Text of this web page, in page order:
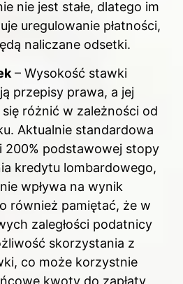
nie jest stałe, dlatego im
uregulowanie płatności,
naliczane odsetki.
– Wysokość stawki
przepisy prawa, a jej
różnić w zależności od
Aktualnie standardowa
200% podstawowej stopy
kredytu lombardowego,
wpływa na wynik
również pamiętać, że w
zaległości podatnicy
skorzystania z
co może korzystnie
kwoty do zapłaty.